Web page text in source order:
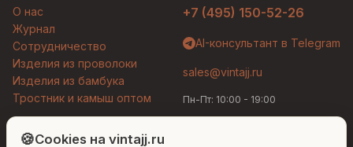
О нас
Журнал
Сотрудничество
Изделия из проволоки
Изделия из бамбука
Тростник и камыш оптом
+7 (495) 150-52-26
AI-консультант в Telegram
sales@vintajj.ru
Пн-Пт: 10:00 - 19:00
🍪Cookies на vintajj.ru
Людмила